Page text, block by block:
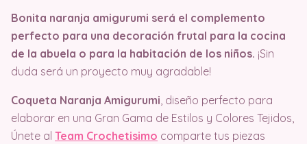
Bonita naranja amigurumi será el complemento
perfecto para una decoración frutal para la cocina
de la abuela o para la habitación de los niños. ¡Sin
duda será un proyecto muy agradable!
Coqueta Naranja Amigurumi, diseño perfecto para
elaborar en una Gran Gama de Estilos y Colores Tejidos,
Únete al Team Crochetisimo comparte tus piezas